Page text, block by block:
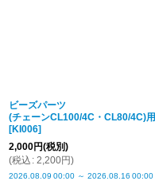
ビーズパーツ
(チェーンCL100/4C・CL80/4C)用
[KI006]
2,000円(税別)
(税込 : 2,200円)
2026.08.09 00:00 ～ 2026.08.16 00:00